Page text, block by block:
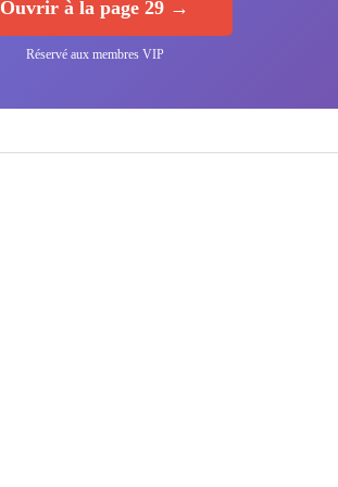
Ouvrir à la page 29 →
Réservé aux membres VIP